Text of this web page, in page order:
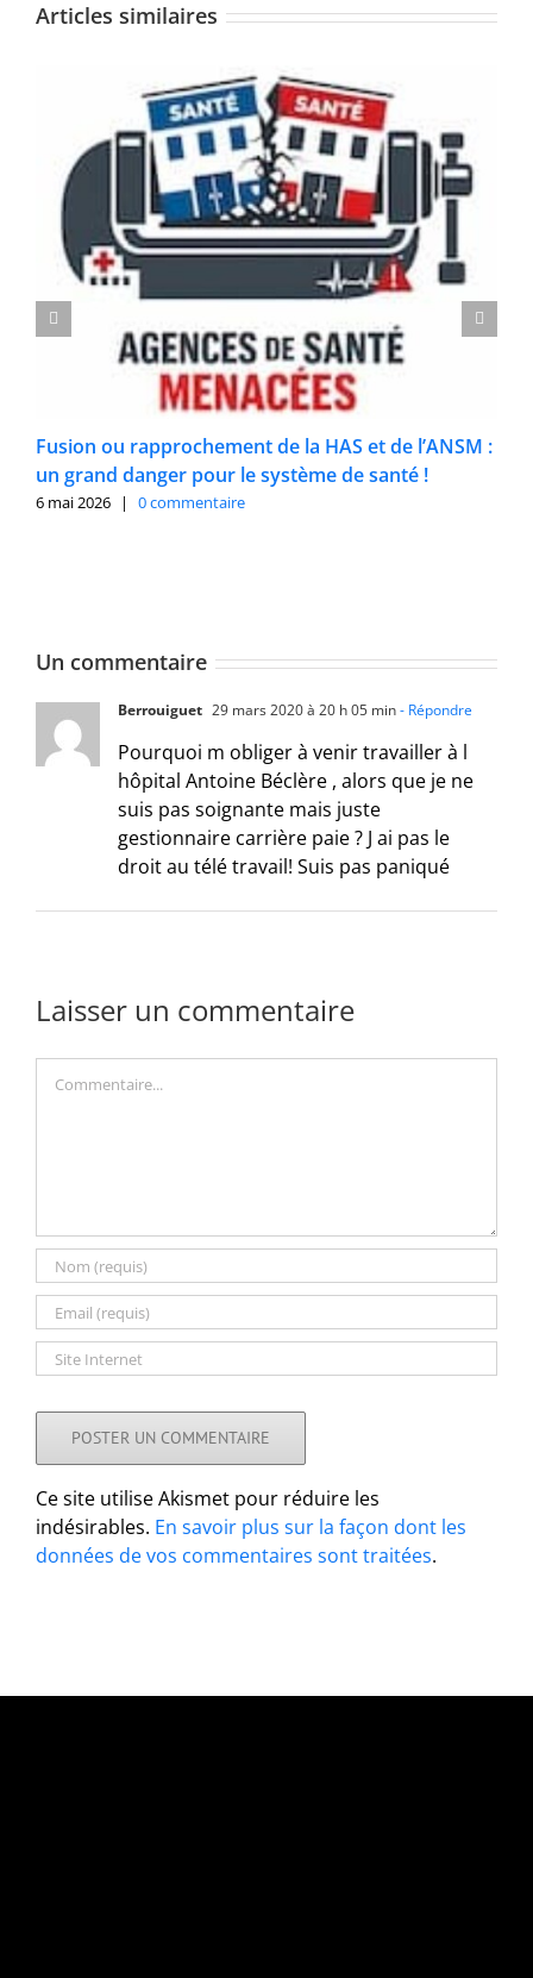
Articles similaires
Fusion ou rapprochement de la HAS et de l’ANSM :
un grand danger pour le système de santé !
6 mai 2026 | 0 commentaire
Un commentaire
Berrouiguet 29 mars 2020 à 20 h 05 min- Répondre
Pourquoi m obliger à venir travailler à l
hôpital Antoine Béclère , alors que je ne
suis pas soignante mais juste
gestionnaire carrière paie ? J ai pas le
droit au télé travail! Suis pas paniqué
Laisser un commentaire
Ce site utilise Akismet pour réduire les
indésirables. En savoir plus sur la façon dont les
données de vos commentaires sont traitées.